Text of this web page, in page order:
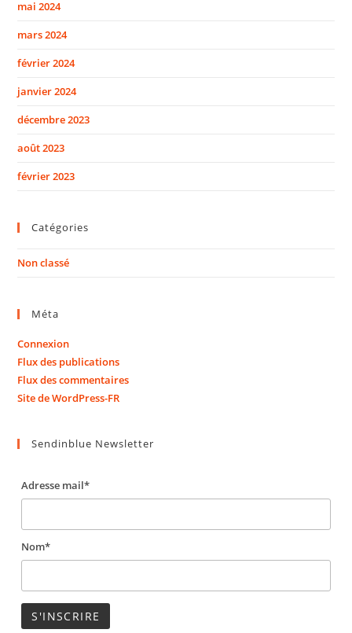
mai 2024
mars 2024
février 2024
janvier 2024
décembre 2023
août 2023
février 2023
Catégories
Non classé
Méta
Connexion
Flux des publications
Flux des commentaires
Site de WordPress-FR
Sendinblue Newsletter
Adresse mail*
Nom*